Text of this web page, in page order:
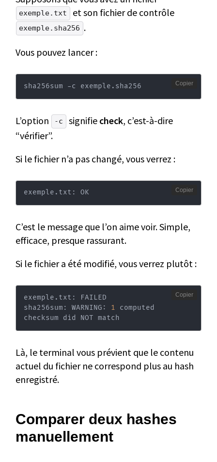
exemple.txt et son fichier de contrôle
exemple.sha256 .
Vous pouvez lancer :
sha256sum -c exemple.sha256 Copier
L’option -c signifie check, c’est-à-dire
“vérifier”.
Si le fichier n’a pas changé, vous verrez :
exemple.txt: OK Copier
C’est le message que l’on aime voir. Simple,
efficace, presque rassurant.
Si le fichier a été modifié, vous verrez plutôt :
exemple.txt: FAILED
sha256sum: WARNING: 1 computed
checksum did NOT match
Copier
Là, le terminal vous prévient que le contenu
actuel du fichier ne correspond plus au hash
enregistré.
Comparer deux hashes
manuellement